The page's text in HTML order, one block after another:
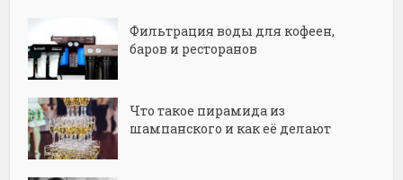
Фильтрация воды для кофеен,
баров и ресторанов
Что такое пирамида из
шампанского и как её делают